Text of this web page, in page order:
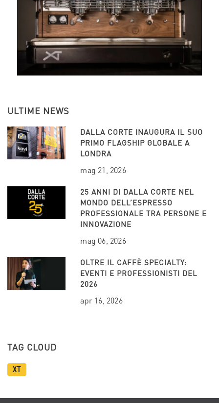
ULTIME NEWS
DALLA CORTE INAUGURA IL SUO
PRIMO FLAGSHIP GLOBALE A
LONDRA
mag 21, 2026
25 ANNI DI DALLA CORTE NEL
MONDO DELL’ESPRESSO
PROFESSIONALE TRA PERSONE E
INNOVAZIONE
mag 06, 2026
OLTRE IL CAFFÈ SPECIALTY:
EVENTI E PROFESSIONISTI DEL
2026
apr 16, 2026
TAG CLOUD
XT